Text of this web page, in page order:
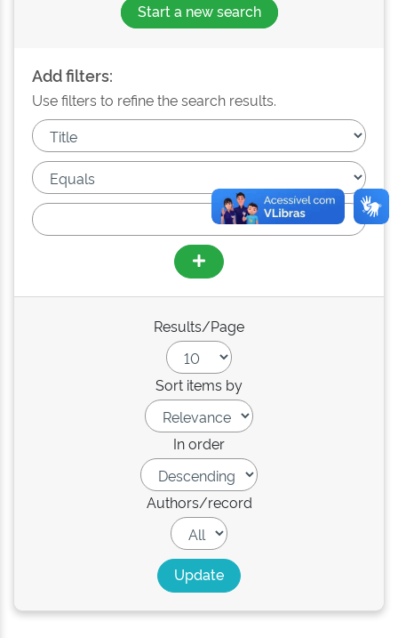
Start a new search
Add filters:
Use filters to refine the search results.
Results/Page
Sort items by
In order
Authors/record